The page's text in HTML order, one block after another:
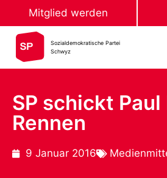
Mitglied werden
Sozialdemokratische Partei
Schwyz
SP schickt
Rennen
9 Januar 2016